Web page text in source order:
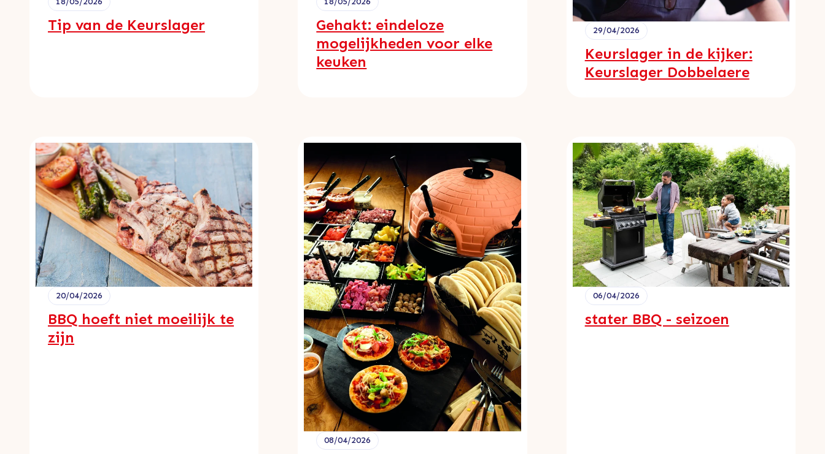
Tip van de Keurslager
Gehakt: eindeloze
mogelijkheden voor elke
keuken
29/04/2026
Keurslager in de kijker:
Keurslager Dobbelaere
20/04/2026
BBQ hoeft niet moeilijk te
zijn
08/04/2026
06/04/2026
stater BBQ - seizoen